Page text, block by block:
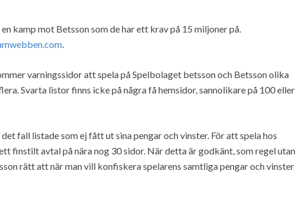
kamp mot Betsson som de har ett krav på 15 miljoner på.
.
varningssidor att spela på Spelbolaget betsson och Betsson olika
Svarta listor finns icke på några få hemsidor, sannolikare på 100 eller
fall listade som ej fått ut sina pengar och vinster. För att spela hos
finstilt avtal på nära nog 30 sidor. När detta är godkänt, som regel utan
rätt att när man vill konfiskera spelarens samtliga pengar och vinster